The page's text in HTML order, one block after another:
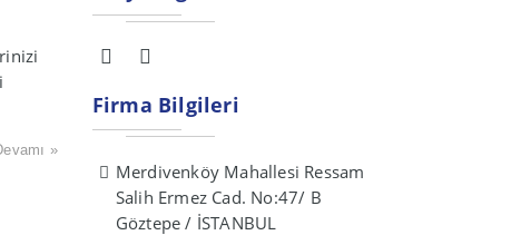
»
Firma Bilgileri
Merdivenköy Mahallesi Ressam
Salih Ermez Cad. No:47/ B
Göztepe / İSTANBUL